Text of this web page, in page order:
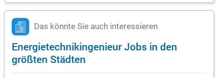
Das könnte Sie auch interessieren
Energietechnikingenieur Jobs in den
größten Städten